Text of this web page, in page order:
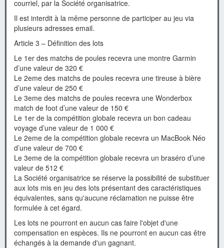
courriel, par la Société organisatrice.
Il est interdit à la même personne de participer au jeu via
plusieurs adresses email.
Article 3 – Définition des lots
Le 1er des matchs de poules recevra une montre Garmin
d’une valeur de 320 €
Le 2eme des matchs de poules recevra une tireuse à bière
d’une valeur de 250 €
Le 3eme des matchs de poules recevra une Wonderbox
match de foot d’une valeur de 150 €
Le 1er de la compétition globale recevra un bon cadeau
voyage d’une valeur de 1 000 €
Le 2eme de la compétition globale recevra un MacBook Néo
d’une valeur de 700 €
Le 3eme de la compétition globale recevra un braséro d’une
valeur de 512 €
La Société organisatrice se réserve la possibilité de substituer
aux lots mis en jeu des lots présentant des caractéristiques
équivalentes, sans qu'aucune réclamation ne puisse être
formulée à cet égard.
Les lots ne pourront en aucun cas faire l'objet d'une
compensation en espèces. Ils ne pourront en aucun cas être
échangés à la demande d'un gagnant.